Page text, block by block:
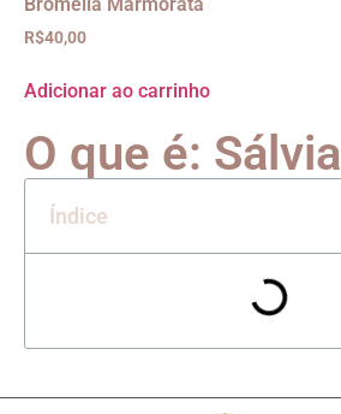
R$40,00
Adicionar ao carrinho
O que é: Sálvia
Índice